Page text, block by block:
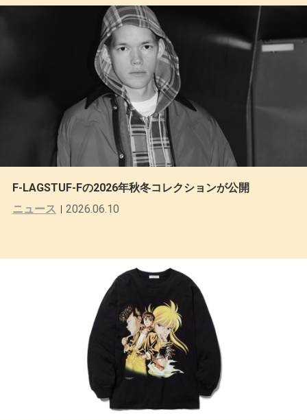
F-LAGSTUF-Fの2026年秋冬コレクションが公開
ニュース
2026.06.10